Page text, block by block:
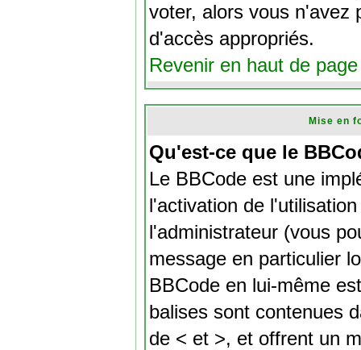
voter, alors vous n'avez
d'accès appropriés.
Revenir en haut de page
Mise en
Qu'est-ce que le
Le BBCode est une
l'activation de
l'administrateur (vous
message en particulier
BBCode en lui-même
balises sont contenues
de < et >, et offrent un